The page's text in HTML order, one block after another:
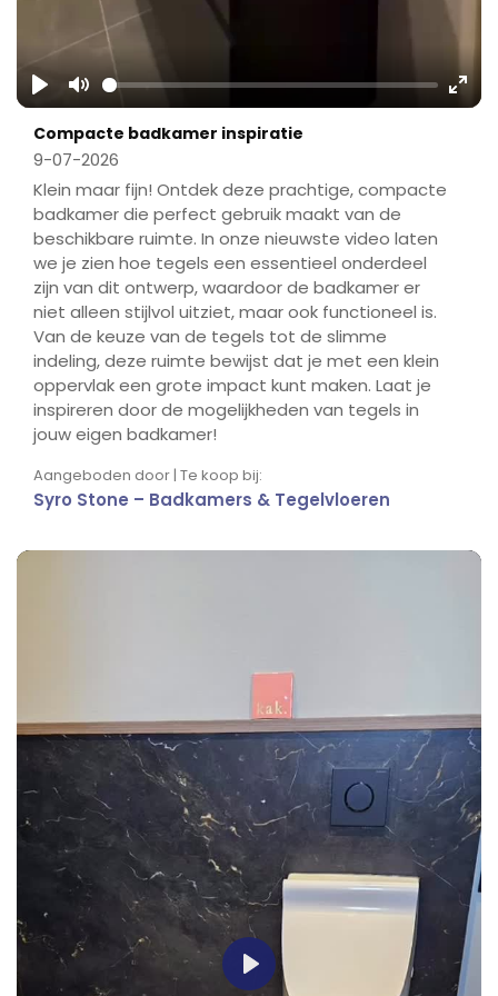
Play Mute
Compacte badkamer inspiratie
9-07-2026
Klein maar fijn! Ontdek deze prachtige, compacte
badkamer die perfect gebruik maakt van de
beschikbare ruimte. In onze nieuwste video laten
we je zien hoe tegels een essentieel onderdeel
zijn van dit ontwerp, waardoor de badkamer er
niet alleen stijlvol uitziet, maar ook functioneel is.
Van de keuze van de tegels tot de slimme
indeling, deze ruimte bewijst dat je met een klein
oppervlak een grote impact kunt maken. Laat je
inspireren door de mogelijkheden van tegels in
jouw eigen badkamer!
Aangeboden door | Te koop bij:
Syro Stone – Badkamers & Tegelvloeren
Play